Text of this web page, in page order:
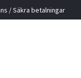
/ Säkra betalningar